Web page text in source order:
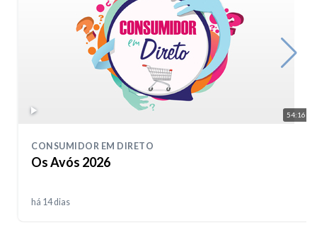
54:16
CONSUMIDOR EM DIRETO
Os Avós 2026
há 14 dias